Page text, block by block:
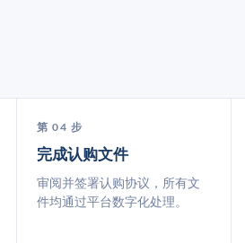
第 04 步
完成认购文件
审阅并签署认购协议，所有文
件均通过平台数字化处理。